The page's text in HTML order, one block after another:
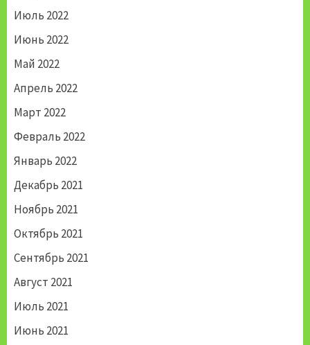
Июль 2022
Июнь 2022
Май 2022
Апрель 2022
Март 2022
Февраль 2022
Январь 2022
Декабрь 2021
Ноябрь 2021
Октябрь 2021
Сентябрь 2021
Август 2021
Июль 2021
Июнь 2021